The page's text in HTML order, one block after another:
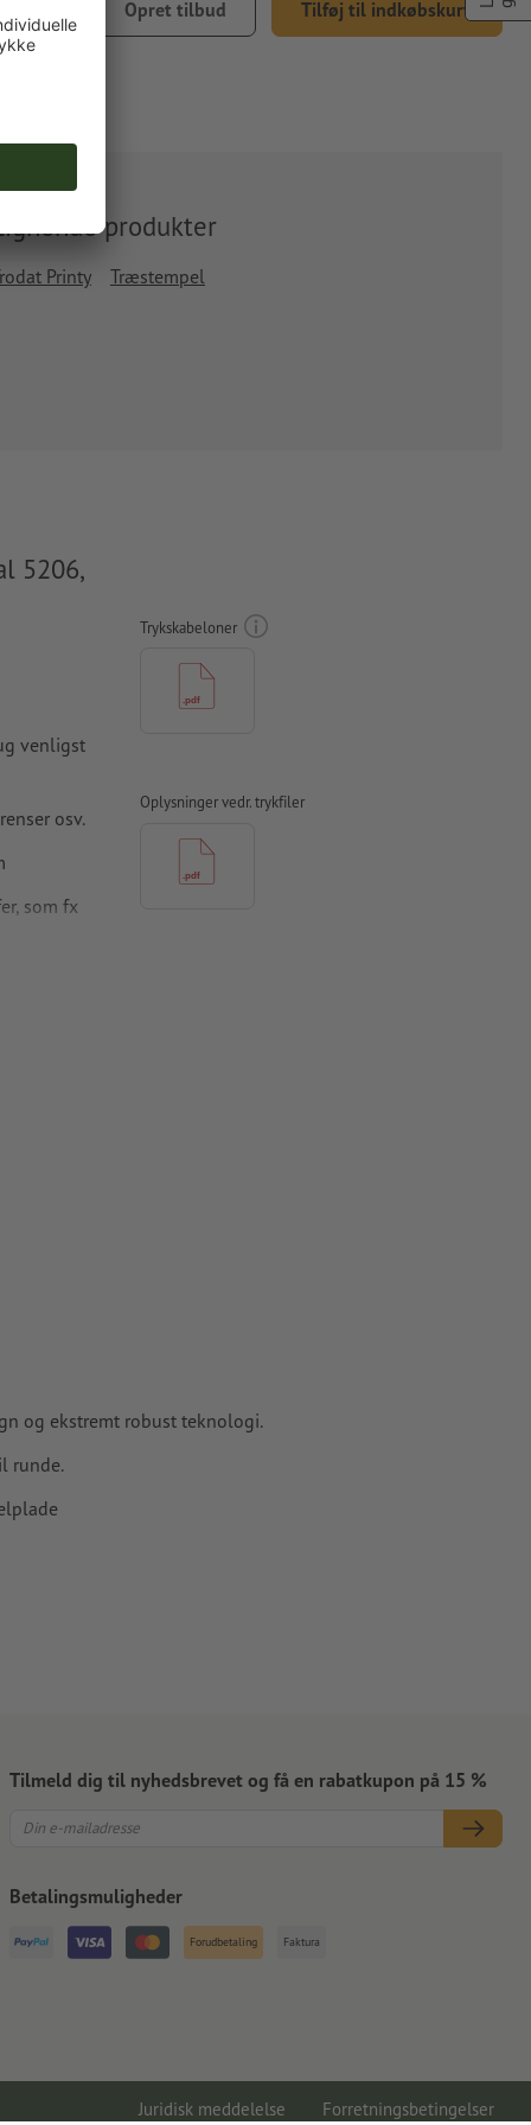
moms
Opret tilbud Tilføj til indkøbskurv
produkter
Printy Træstempel
5206,
venligst
osv.
som fx
Trykskabeloner
Oplysninger vedr. trykfiler
og ekstremt robust teknologi.
runde.
Tilmeld dig til nyhedsbrevet og få en rabatkupon på 15 %
Betalingsmuligheder
Forudbetaling Faktura
Juridisk meddelelse Forretningsbetingelser